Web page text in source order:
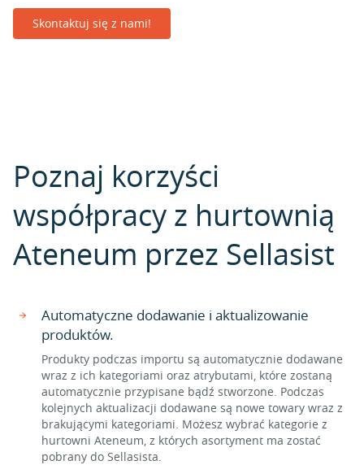
Skontaktuj się z nami!
Poznaj korzyści
współpracy z hurtownią
Ateneum przez Sellasist
Automatyczne dodawanie i aktualizowanie
produktów.
Produkty podczas importu są automatycznie dodawane
wraz z ich kategoriami oraz atrybutami, które zostaną
automatycznie przypisane bądź stworzone. Podczas
kolejnych aktualizacji dodawane są nowe towary wraz z
brakującymi kategoriami. Możesz wybrać kategorie z
hurtowni Ateneum, z których asortyment ma zostać
pobrany do Sellasista.